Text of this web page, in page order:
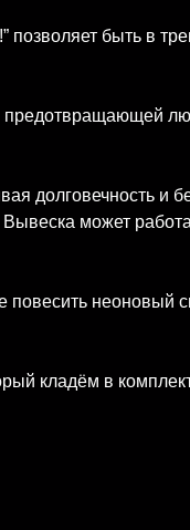
быть в
предотвращающей
долговечность и
может
неоновый
кладём в